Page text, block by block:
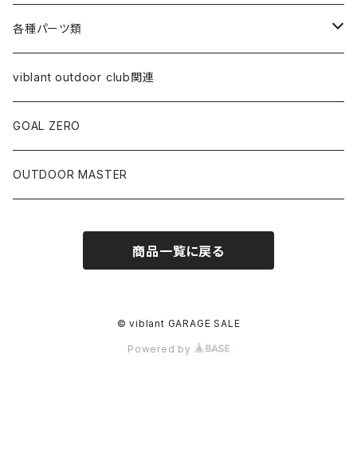
オイル
替え芯
クーラー・ジャグ
ジャグ
アウター系
スウェット
食器類
ケース類
バッグ類
各種パーツ類
コールマン関連
ペトロマックス関連
VAPALUX関連
viblant outdoor club関連
GOAL ZERO
OUTDOOR MASTER
商品一覧に戻る
© viblant GARAGE SALE
Powered by